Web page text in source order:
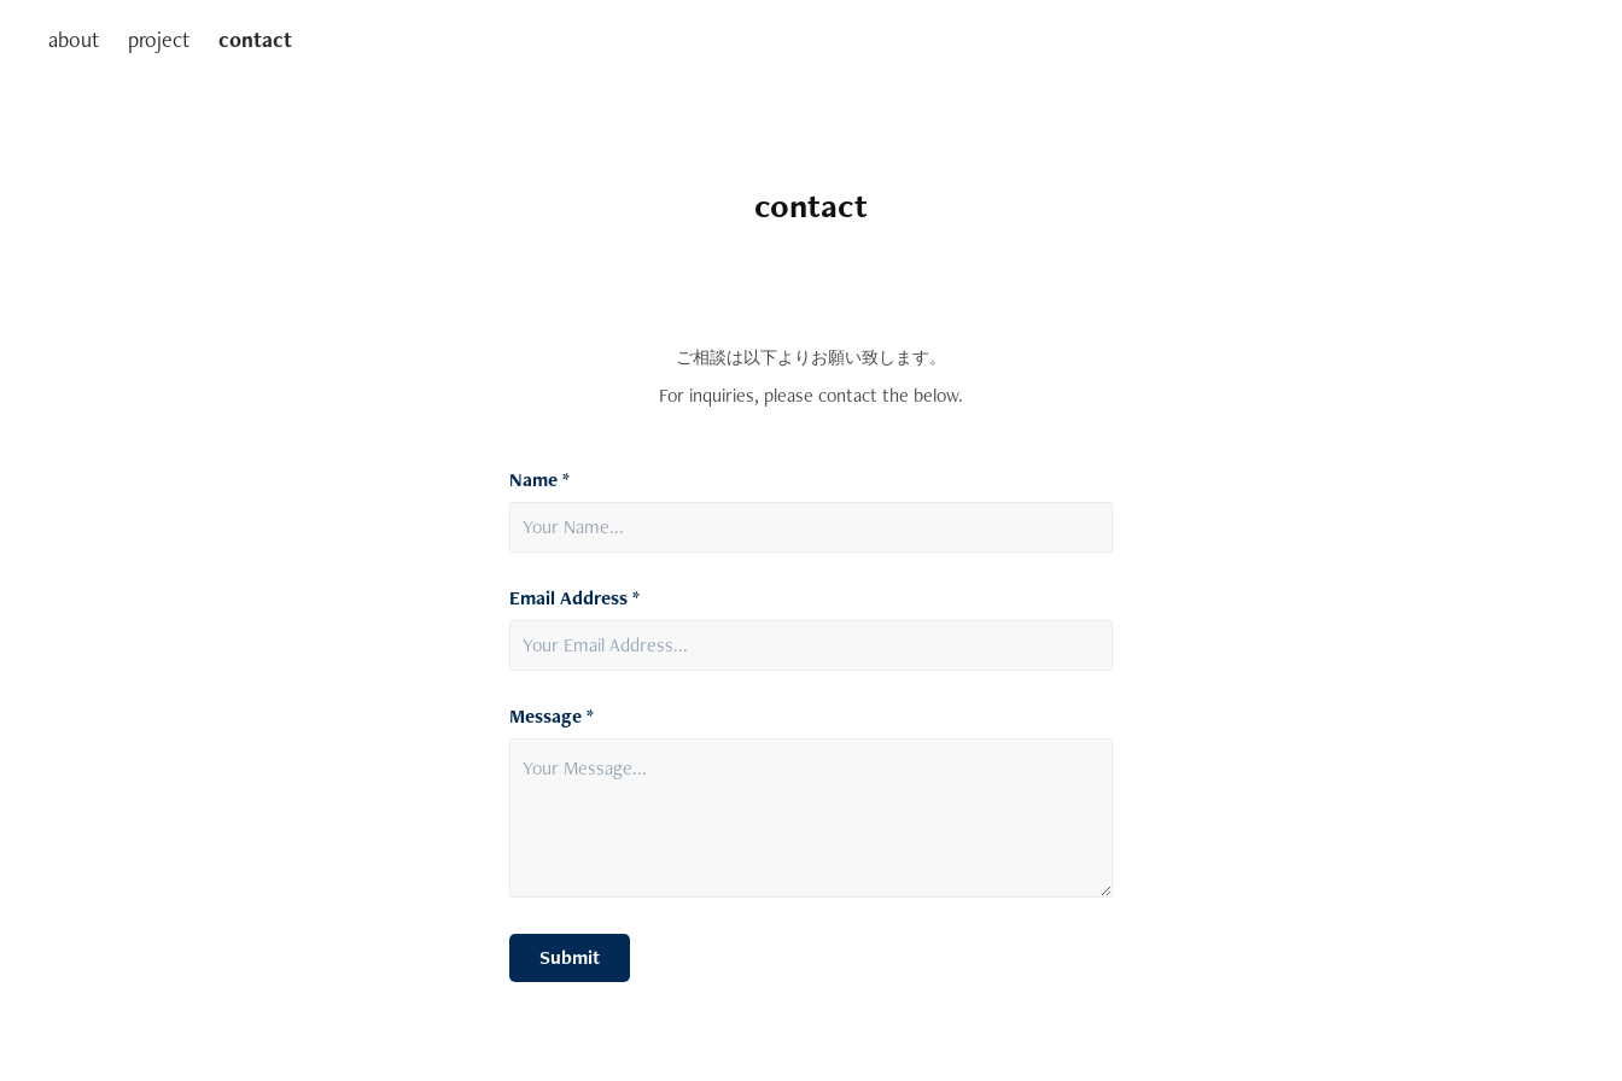
about project contact
contact
ご相談は以下よりお願い致します。
For inquiries, please contact the below.​​​​​​​
Name *
Email Address *
Message *
Submit